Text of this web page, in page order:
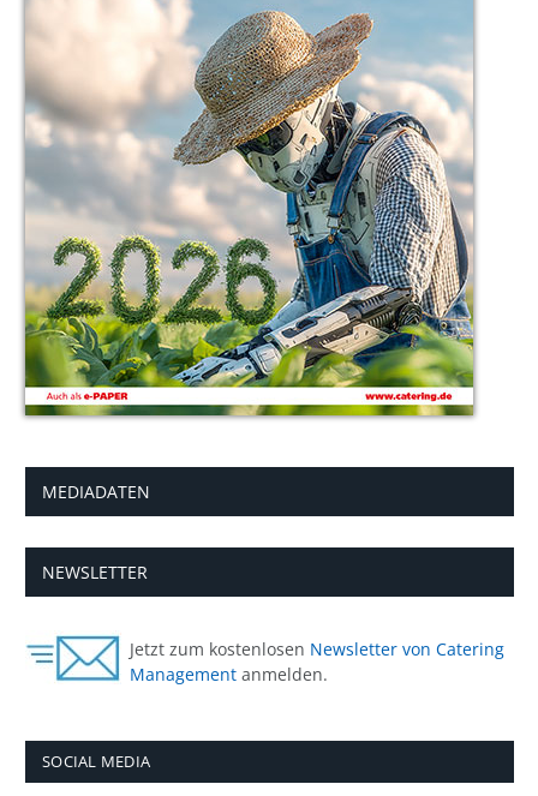
MEDIADATEN
NEWSLETTER
Jetzt zum kostenlosen Newsletter von Catering
Management anmelden.
SOCIAL MEDIA